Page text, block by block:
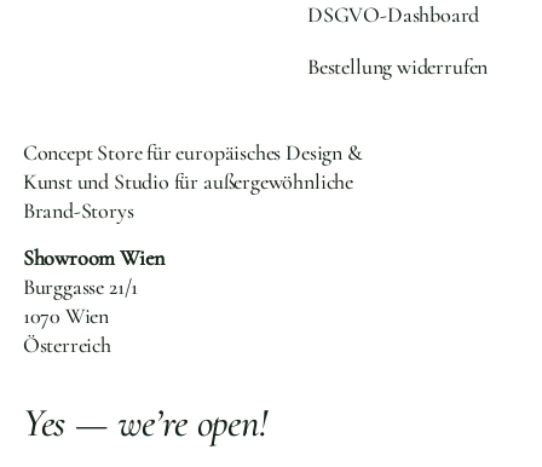
DSGVO-Dashboard
Bestellung widerrufen
Concept Store für europäisches Design &
Kunst und Studio für außergewöhnliche
Brand-Storys
Showroom Wien
Burggasse 21/1
1070 Wien
Österreich
Yes — we’re open!